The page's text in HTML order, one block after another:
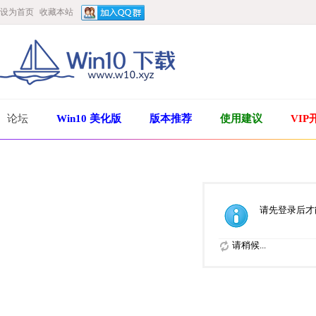
设为首页 收藏本站
论坛 Win10 美化版 版本推荐 使用建议 VIP
请先登录后
请稍候...